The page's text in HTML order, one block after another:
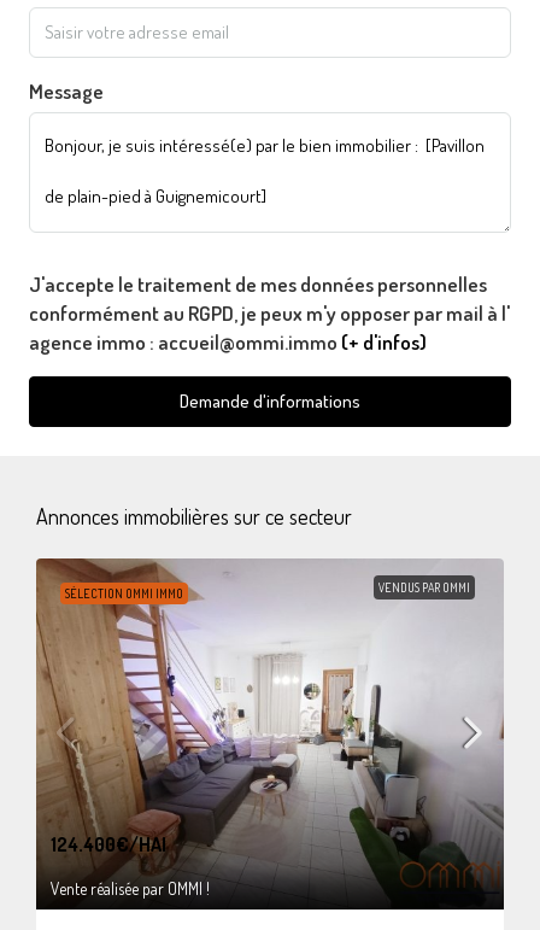
Message
J'accepte le traitement de mes données personnelles
conformément au RGPD, je peux m'y opposer par mail à l'
agence immo : accueil@ommi.immo (+ d'infos)
Demande d'informations
Annonces immobilières sur ce secteur
SÉLECTION OMMI IMMO VENDUS PAR OMMI
124.400€/HAI
Vente réalisée par OMMI !